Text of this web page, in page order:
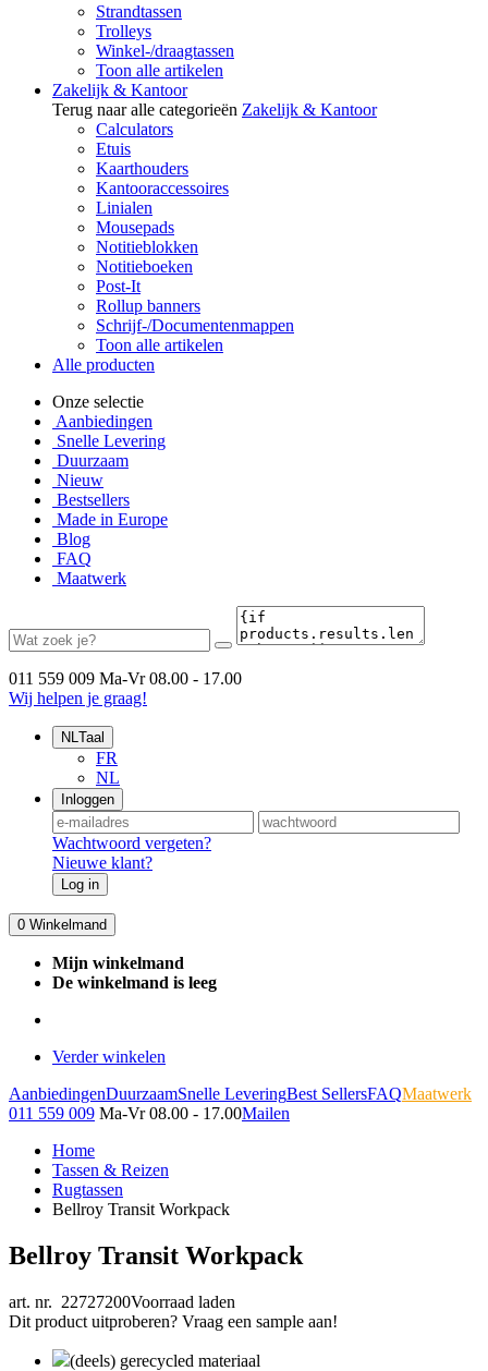
Strandtassen
Trolleys
Winkel-/draagtassen
Toon alle artikelen
Zakelijk & Kantoor
Terug naar alle categorieën Zakelijk & Kantoor
Calculators
Etuis
Kaarthouders
Kantooraccessoires
Linialen
Mousepads
Notitieblokken
Notitieboeken
Post-It
Rollup banners
Schrijf-/Documentenmappen
Toon alle artikelen
Alle producten
Onze selectie
Aanbiedingen
Snelle Levering
Duurzaam
Nieuw
Bestsellers
Made in Europe
Blog
FAQ
Maatwerk
011 559 009 Ma-Vr 08.00 - 17.00
Wij helpen je graag!
NLTaal
FR
NL
Inloggen
Wachtwoord vergeten?
Nieuwe klant?
Log in
0 Winkelmand
Mijn winkelmand
De winkelmand is leeg
Verder winkelen
AanbiedingenDuurzaamSnelle LeveringBest SellersFAQMaatwerk
011 559 009 Ma-Vr 08.00 - 17.00Mailen
Home
Tassen & Reizen
Rugtassen
Bellroy Transit Workpack
Bellroy Transit Workpack
art. nr. 22727200Voorraad laden
Dit product uitproberen? Vraag een sample aan!
(deels) gerecycled materiaal